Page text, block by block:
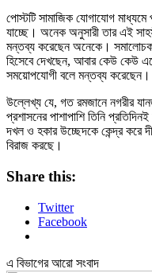
পোস্টটি সামাজিক যোগাযোগ
যাচ্ছে। অনেক অনুসারী তার এই
মন্তব্য করেছেন অনেকে।
হিসেবে দেখছেন, আবার কেউ কেউ
সময়োপযোগী বলে মন্তব্য করেছেন।
উল্লেখ্য যে, গত রমজানে নগরীর
প্রশাসনের পাশাপাশি তিনি
দখল ও হকার উচ্ছেদকে কেন্দ্র করে
বিরাজ করছে।
Share this:
Twitter
Facebook
এ বিভাগের আরো সংবাদ